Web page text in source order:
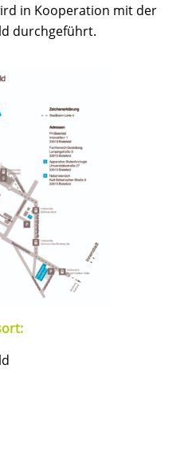
in Kooperation mit der
durchgeführt.